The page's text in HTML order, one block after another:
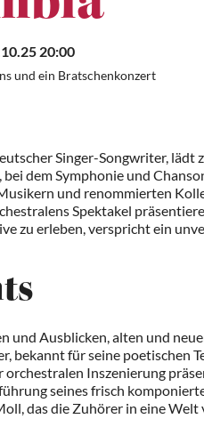
20:00
und ein Bratschenkonzert
Singer-Songwriter, lädt
dem Symphonie und
und renommierten
Spektakel
zu erleben, verspricht ein
und Ausblicken, alten und
bekannt für seine poetischen
Inszenierung
seines frisch
das die Zuhörer in eine Welt